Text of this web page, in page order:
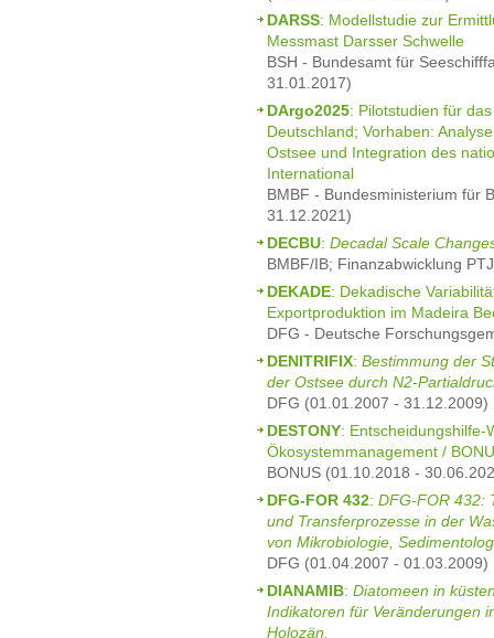
DARSS: Modellstudie zur
Messmast Darsser Schwelle
BSH - Bundesamt für
31.01.2017)
DArgo2025: Pilotstudien für
Deutschland; Vorhaben:
Ostsee und Integration des
International
BMBF - Bundesministerium für
31.12.2021)
DECBU: Decadal Scale
BMBF/IB; Finanzabwicklung
DEKADE: Dekadische
Exportproduktion im Madeira
DFG - Deutsche
DENITRIFIX: Bestimmung der
der Ostsee durch N2-
DFG (01.01.2007 - 31.12.2009)
DESTONY: Entscheidungshilfe-
Ökosystemmanagement /
BONUS (01.10.2018 -
DFG-FOR 432: DFG-FOR 432:
und Transferprozesse in der
von Mikrobiologie,
DFG (01.04.2007 - 01.03.2009)
DIANAMIB: Diatomeen in
Indikatoren für Veränderungen
Holozän.